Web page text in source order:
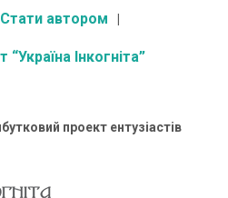
Стати автором
Інкогніта”
проект ентузіастів